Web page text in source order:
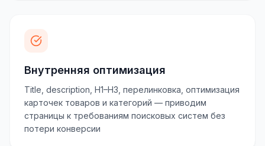
Внутренняя оптимизация
Title, description, H1–H3, перелинковка, оптимизация
карточек товаров и категорий — приводим
страницы к требованиям поисковых систем без
потери конверсии